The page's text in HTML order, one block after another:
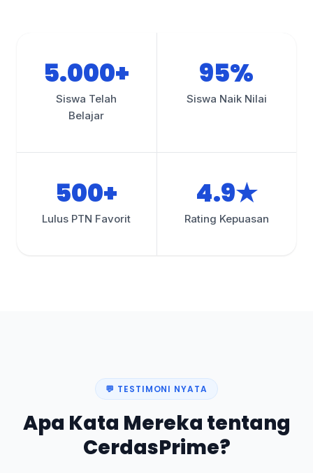
5.000+
Siswa Telah
Belajar
95%
Siswa Naik Nilai
500+
Lulus PTN Favorit
4.9★
Rating Kepuasan
💬 TESTIMONI NYATA
Apa Kata Mereka tentang
CerdasPrime?